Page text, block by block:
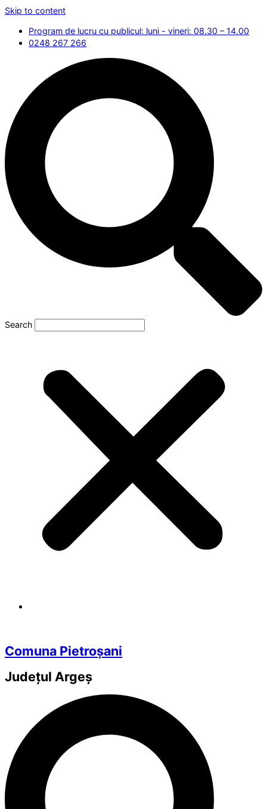
Skip to content
Program de lucru cu publicul: luni - vineri: 08.30 – 14.00
0248 267 266
Search
Comuna Pietroșani
Județul Argeș